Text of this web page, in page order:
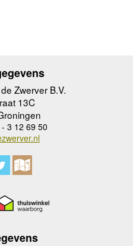
Zwerver B.V.
13C
3 12 69 50